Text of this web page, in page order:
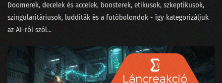
181 - Milyen Nobel-díjat kapjon egy MI-kutató?
179 - Konferenciák édes titkai
178 - Entrópia: a káoszért rimánkodó világ
Doomerek, decelek és accelek, boosterek, etikusok, szkeptikusok,
szingularitáriusok, ludditák és a futóbolondok - így kategorizáljuk
az AI-ról szól...